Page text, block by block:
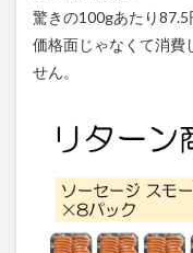
驚きの100gあたり87.5
価格面じゃなくて消費
せん。